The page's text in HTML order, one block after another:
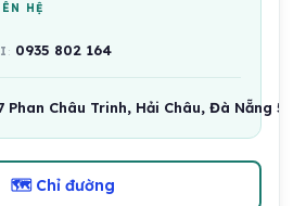
HỆ
0935 802 164
Phan Châu Trinh, Hải Châu, Đà Nẵng
🗺 Chỉ đường